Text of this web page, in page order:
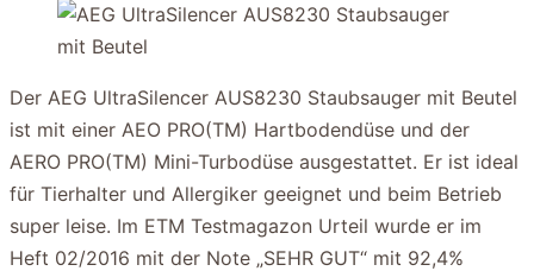
Der AEG UltraSilencer AUS8230 Staubsauger mit Beutel
ist mit einer AEO PRO(TM) Hartbodendüse und der
AERO PRO(TM) Mini-Turbodüse ausgestattet. Er ist ideal
für Tierhalter und Allergiker geeignet und beim Betrieb
super leise. Im ETM Testmagazon Urteil wurde er im
Heft 02/2016 mit der Note „SEHR GUT“ mit 92,4%